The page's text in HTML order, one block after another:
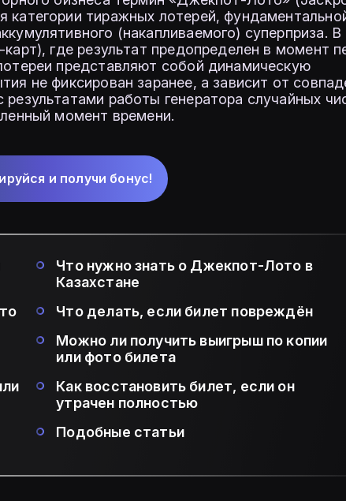
тиражных лотерей,
(накапливаемого) суперприза. В
где результат предопределен в момент
представляют собой динамическую
не фиксирован заранее, а зависит от
работы генератора случайных
момент времени.
и получи бонус!
Что нужно знать о Джекпот-Лото в
Казахстане
Что делать, если билет повреждён
Можно ли получить выигрыш по копии
или фото билета
Как восстановить билет, если он
утрачен полностью
Подобные статьи